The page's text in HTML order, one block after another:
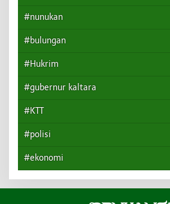
#nunukan
#bulungan
#Hukrim
#gubernur kaltara
#KTT
#polisi
#ekonomi